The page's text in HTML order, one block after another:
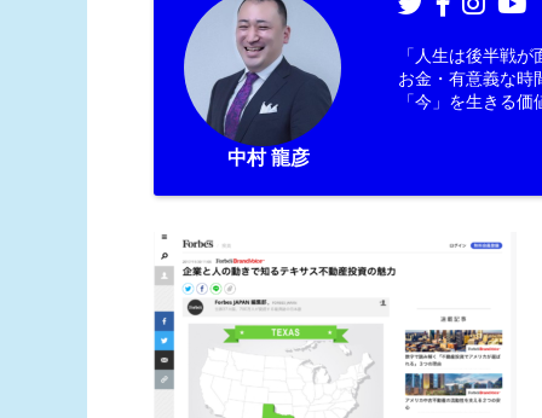
中村 龍彦
「人生は後半戦
お金・有意義な時
「今」を生きる